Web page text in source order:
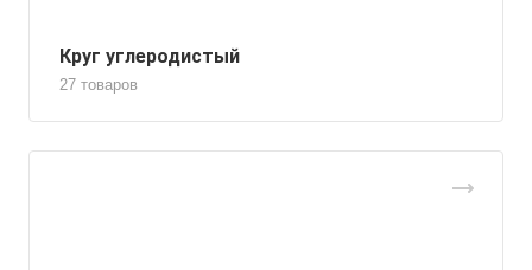
Круг углеродистый
27 товаров